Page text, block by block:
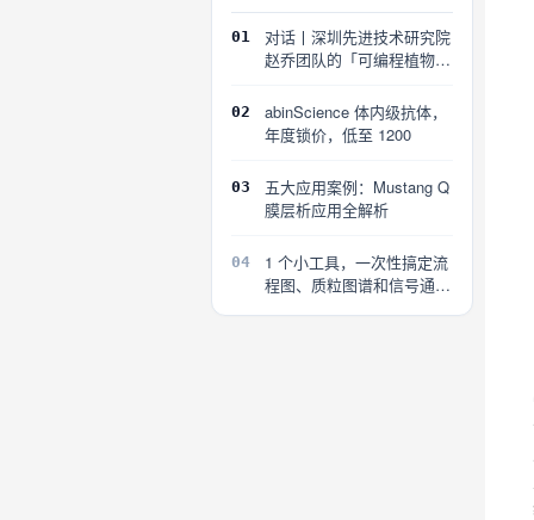
01
对话丨深圳先进技术研究院
赵乔团队的「可编程植物」
02
abinScience 体内级抗体，
年度锁价，低至 1200
03
五大应用案例：Mustang Q
膜层析应用全解析
04
1 个小工具，一次性搞定流
程图、质粒图谱和信号通路